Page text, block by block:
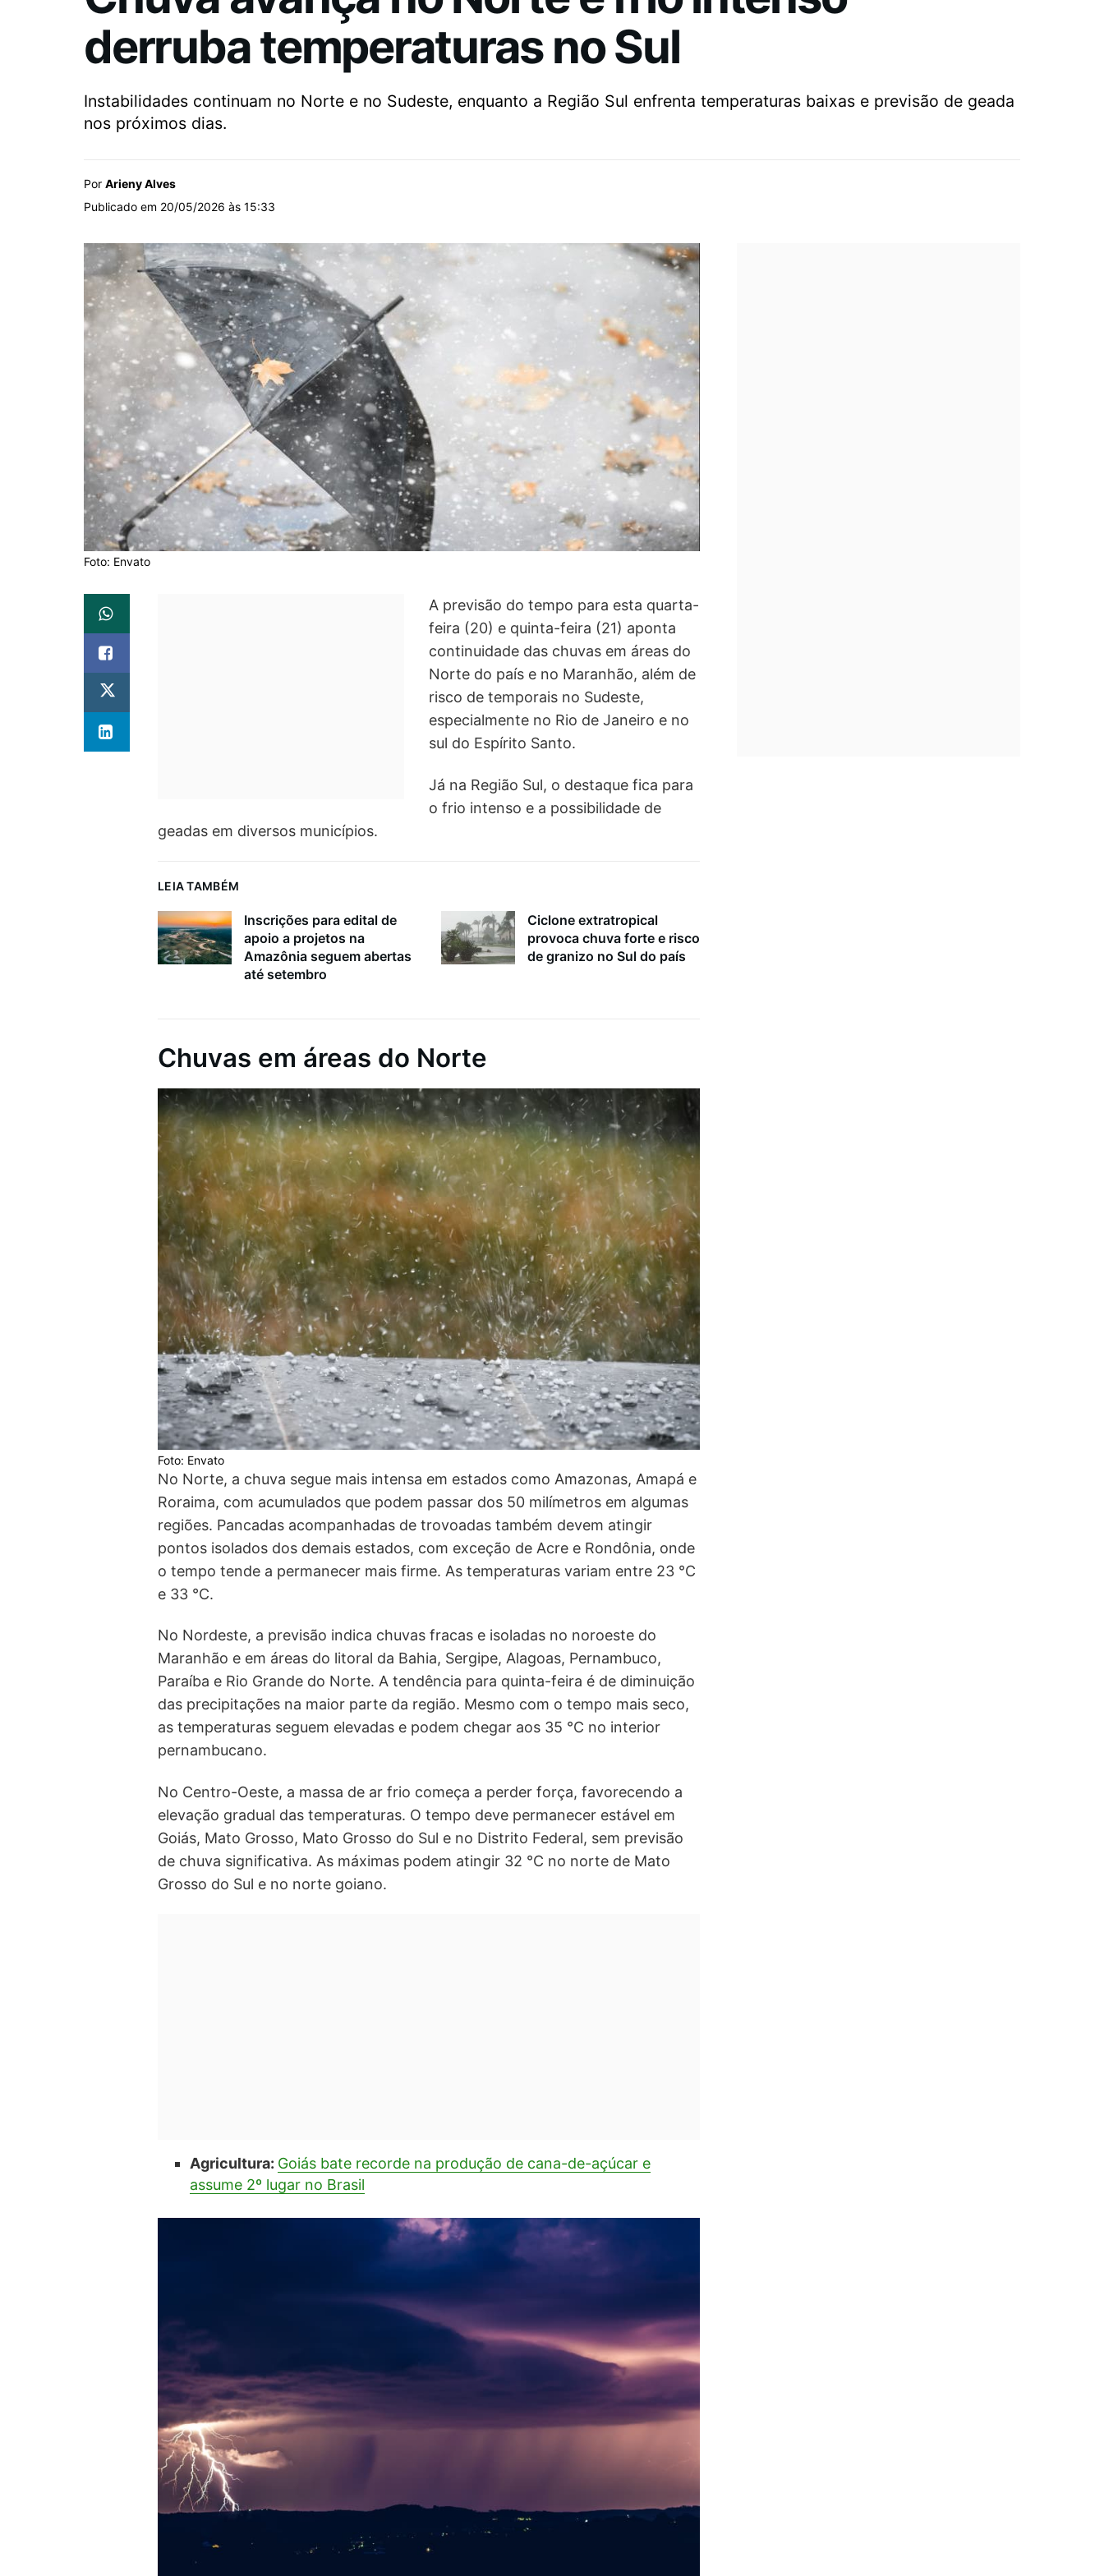
derruba temperaturas no Sul
Instabilidades continuam no Norte e no Sudeste, enquanto a Região Sul enfrenta temperaturas baixas e previsão de geada
nos próximos dias.
Por Arieny Alves
Publicado em 20/05/2026 às 15:33
Foto: Envato
A previsão do tempo para esta quarta-
feira (20) e quinta-feira (21) aponta
continuidade das chuvas em áreas do
Norte do país e no Maranhão, além de
risco de temporais no Sudeste,
especialmente no Rio de Janeiro e no
sul do Espírito Santo.
Já na Região Sul, o destaque fica para
o frio intenso e a possibilidade de
geadas em diversos municípios.
LEIA TAMBÉM
Inscrições para edital de
apoio a projetos na
Amazônia seguem abertas
até setembro
Ciclone extratropical
provoca chuva forte e risco
de granizo no Sul do país
Chuvas em áreas do Norte
Foto: Envato
No Norte, a chuva segue mais intensa em estados como Amazonas, Amapá e
Roraima, com acumulados que podem passar dos 50 milímetros em algumas
regiões. Pancadas acompanhadas de trovoadas também devem atingir
pontos isolados dos demais estados, com exceção de Acre e Rondônia, onde
o tempo tende a permanecer mais firme. As temperaturas variam entre 23 °C
e 33 °C.
No Nordeste, a previsão indica chuvas fracas e isoladas no noroeste do
Maranhão e em áreas do litoral da Bahia, Sergipe, Alagoas, Pernambuco,
Paraíba e Rio Grande do Norte. A tendência para quinta-feira é de diminuição
das precipitações na maior parte da região. Mesmo com o tempo mais seco,
as temperaturas seguem elevadas e podem chegar aos 35 °C no interior
pernambucano.
No Centro-Oeste, a massa de ar frio começa a perder força, favorecendo a
elevação gradual das temperaturas. O tempo deve permanecer estável em
Goiás, Mato Grosso, Mato Grosso do Sul e no Distrito Federal, sem previsão
de chuva significativa. As máximas podem atingir 32 °C no norte de Mato
Grosso do Sul e no norte goiano.
Agricultura: Goiás bate recorde na produção de cana-de-açúcar e
assume 2º lugar no Brasil